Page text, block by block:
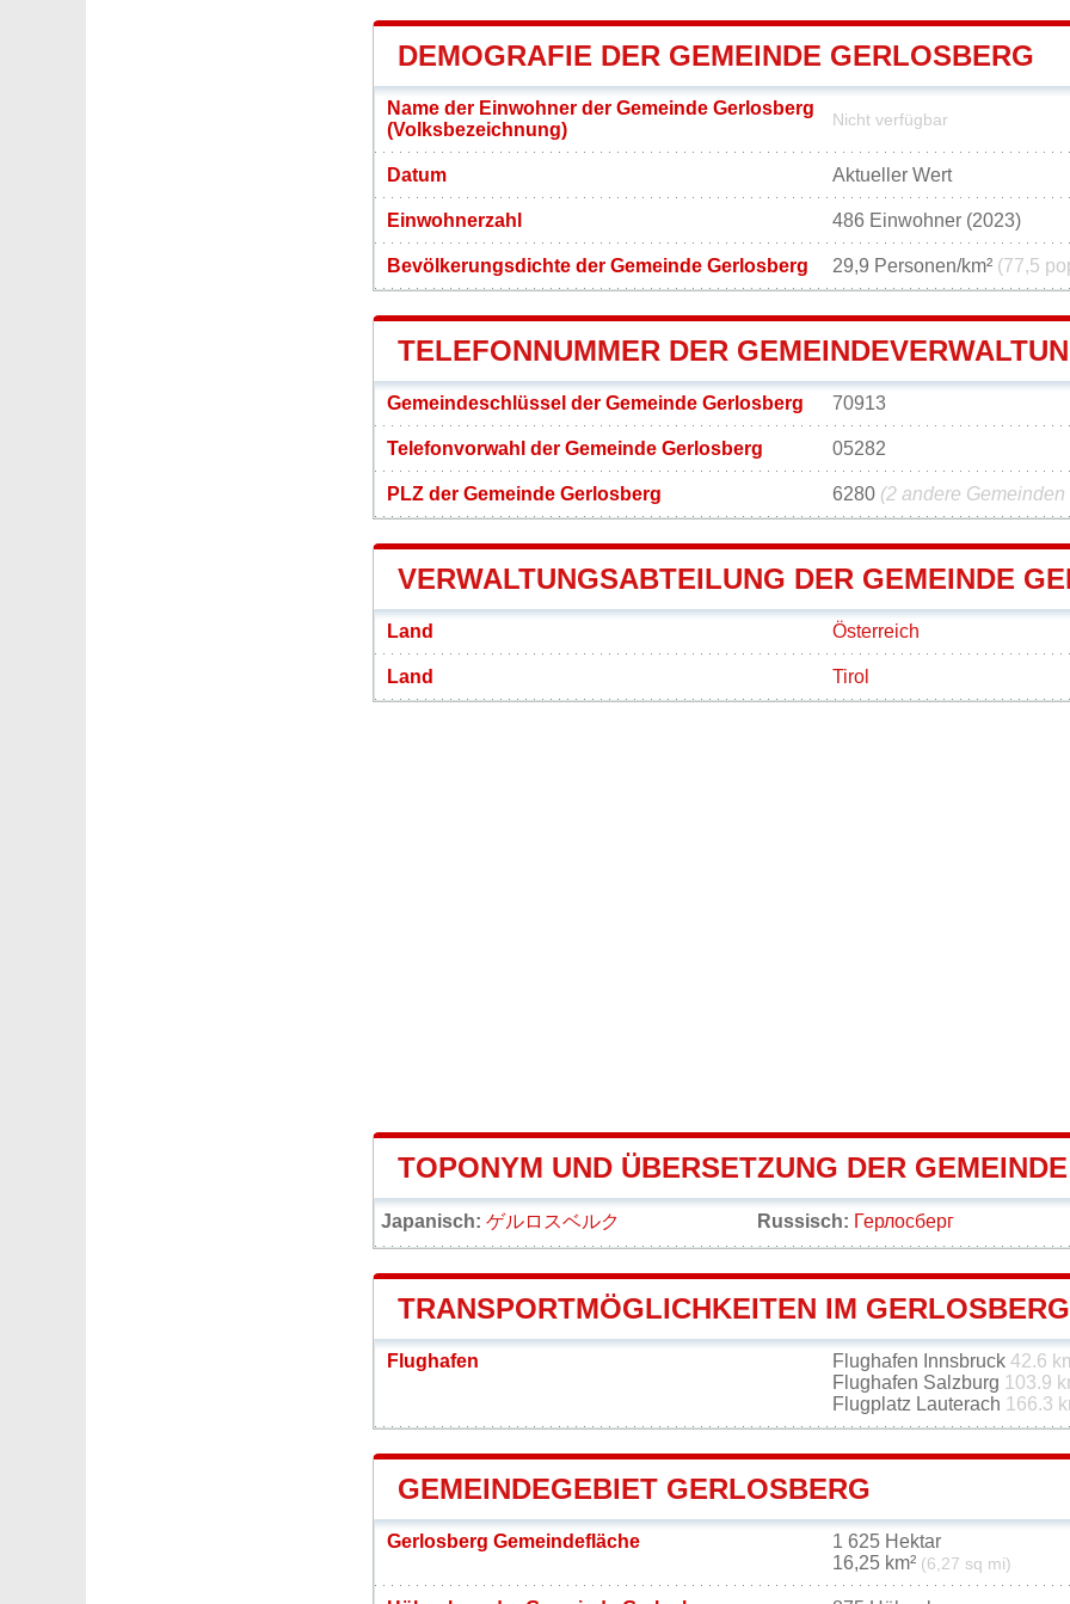
DEMOGRAFIE DER GEMEINDE GERLOSBERG
Name der Einwohner der Gemeinde Gerlosberg
(Volksbezeichnung)
Nicht verfügbar
Datum Aktueller Wert
Einwohnerzahl 486 Einwohner (2023)
Bevölkerungsdichte der Gemeinde Gerlosberg 29,9 Personen/km² (77,5
TELEFONNUMMER DER
Gemeindeschlüssel der Gemeinde Gerlosberg 70913
Telefonvorwahl der Gemeinde Gerlosberg 05282
PLZ der Gemeinde Gerlosberg 6280 (2 andere
VERWALTUNGSABTEILUNG DER GEMEINDE
Land Österreich
Land Tirol
TOPONYM UND ÜBERSETZUNG DER
Japanisch: ゲルロスベルク Russisch: Герлосберг
TRANSPORTMÖGLICHKEITEN IM GERLOSBERG
Flughafen Flughafen Innsbruck 42.6
Flughafen Salzburg 103.9
Flugplatz Lauterach 166.3
GEMEINDEGEBIET GERLOSBERG
Gerlosberg Gemeindefläche
1 625 Hektar
16,25 km² (6,27 sq mi)